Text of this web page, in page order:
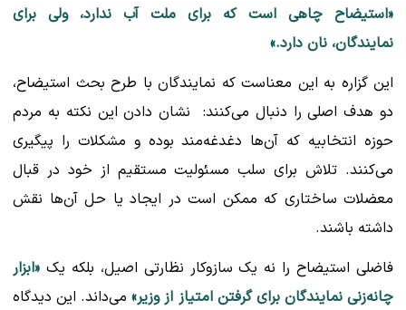
«استیضاح چاهی است که برای ملت آب ندارد، ولی برای
نمایندگان، نان دارد.»
این گزاره به این معناست که نمایندگان با طرح بحث استیضاح،
دو هدف اصلی را دنبال می‌کنند: نشان دادن این نکته به مردم
حوزه انتخابیه که آن‌ها دغدغه‌مند بوده و مشکلات را پیگیری
می‌کنند. تلاش برای سلب مسئولیت مستقیم از خود در قبال
معضلات ساختاری که ممکن است در ایجاد یا حل آن‌ها نقش
داشته باشند.
فاضلی استیضاح را نه یک سازوکار نظارتی اصیل، بلکه یک «ابزار
چانه‌زنی نمایندگان برای گرفتن امتیاز از وزیر»می‌داند. این دیدگاه